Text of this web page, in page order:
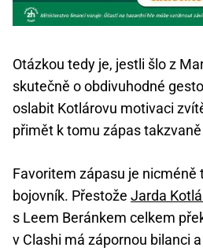
Otázkou tedy je, jestli šlo z
skutečně o obdivuhodné
oslabit Kotlárovu motivaci
přimět k tomu zápas
Favoritem zápasu je nicméně
bojovník. Přestože Jarda
s Leem Beránkem celkem
v Clashi má zápornou bilanci